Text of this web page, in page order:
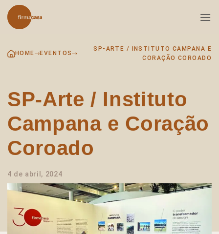
Skip
to
content
HOME EVENTOS
SP-ARTE / INSTITUTO CAMPANA E
CORAÇÃO COROADO
SP-Arte / Instituto
Campana e Coração
Coroado
4 de abril, 2024